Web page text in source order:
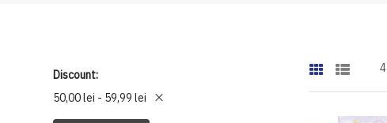
Discount
50,00 lei - 59,99 lei
4